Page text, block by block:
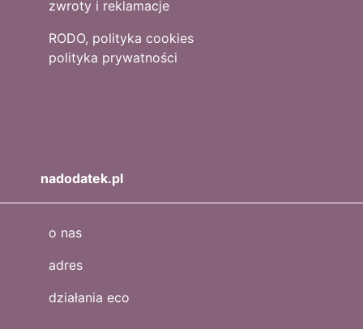
zwroty i reklamacje
RODO, polityka cookies
polityka prywatności
nadodatek.pl
o nas
adres
działania eco